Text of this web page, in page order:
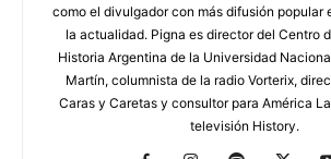
como el divulgador con más difusión popular
la actualidad. Pigna es director del Centro
Historia Argentina de la Universidad
Martín, columnista de la radio Vorterix,
Caras y Caretas y consultor para América
televisión History.